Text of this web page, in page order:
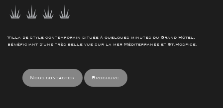
Villa de style contemporain située à quelques minutes du Grand Hôtel,
bénéficiant d'une très belle vue sur la mer Méditerranée et St.Hospice.
Nous contacter Brochure